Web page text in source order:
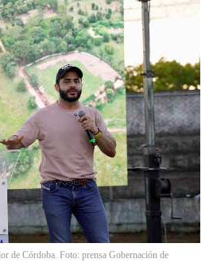
de Córdoba. Foto: prensa Gobernación de